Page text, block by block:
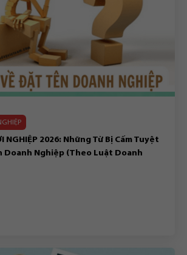
NGHIỆP 2026: Những Từ Bị Cấm Tuyệt
Doanh Nghiệp (Theo Luật Doanh